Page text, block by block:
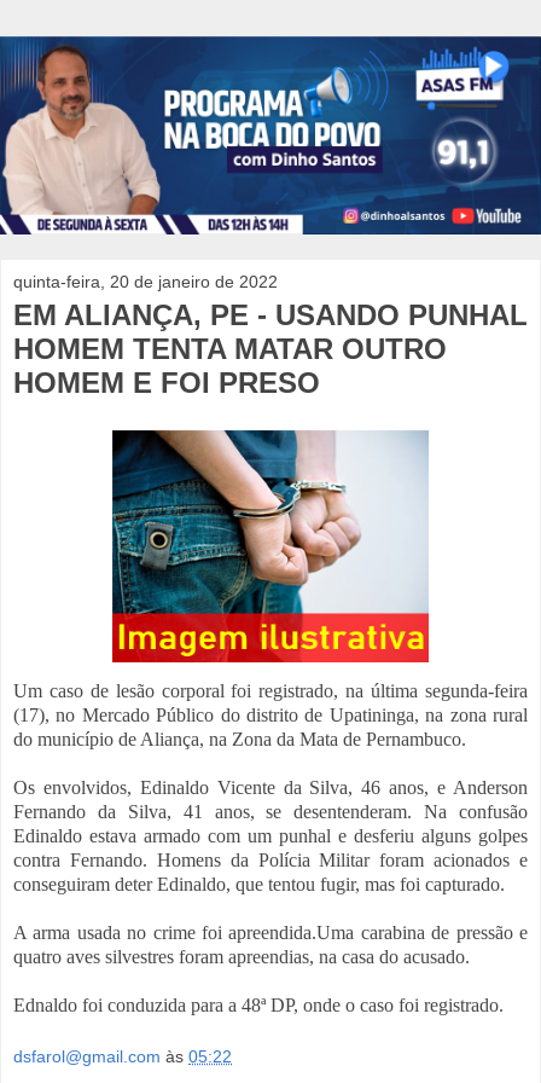
quinta-feira, 20 de janeiro de 2022
EM ALIANÇA, PE - USANDO PUNHAL
HOMEM TENTA MATAR OUTRO
HOMEM E FOI PRESO
Um caso de lesão corporal foi registrado, na última segunda-feira
(17), no Mercado Público do distrito de Upatininga, na zona rural
do município de Aliança, na Zona da Mata de Pernambuco.
Os envolvidos, Edinaldo Vicente da Silva, 46 anos, e Anderson
Fernando da Silva, 41 anos, se desentenderam. Na confusão
Edinaldo estava armado com um punhal e desferiu alguns golpes
contra Fernando. Homens da Polícia Militar foram acionados e
conseguiram deter Edinaldo, que tentou fugir, mas foi capturado.
A arma usada no crime foi apreendida.Uma carabina de pressão e
quatro aves silvestres foram apreendias, na casa do acusado.
Ednaldo foi conduzida para a 48ª DP, onde o caso foi registrado.
dsfarol@gmail.com às 05:22